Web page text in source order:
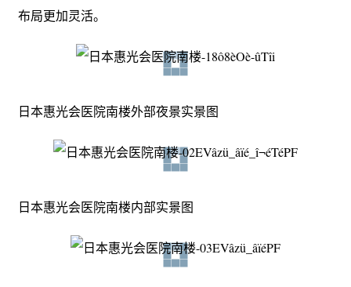
布局更加灵活。
日本惠光会医院南楼外部夜景实景图
日本惠光会医院南楼内部实景图